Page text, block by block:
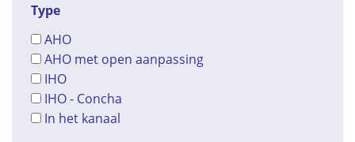
Type
AHO
AHO met open aanpassing
IHO
IHO - Concha
In het kanaal